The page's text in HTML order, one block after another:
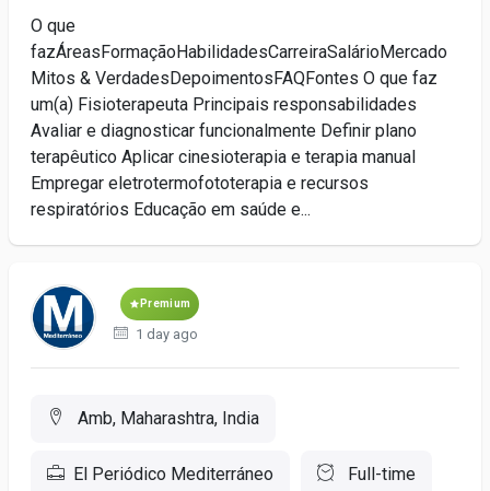
O que
fazÁreasFormaçãoHabilidadesCarreiraSalárioMercado
Mitos & VerdadesDepoimentosFAQFontes O que faz
um(a) Fisioterapeuta Principais responsabilidades
Avaliar e diagnosticar funcionalmente Definir plano
terapêutico Aplicar cinesioterapia e terapia manual
Empregar eletrotermofototerapia e recursos
respiratórios Educação em saúde e...
Premium
1 day ago
Amb, Maharashtra, India
El Periódico Mediterráneo Full-time